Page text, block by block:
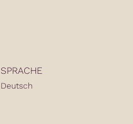
SPRACHE
Deutsch